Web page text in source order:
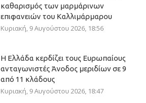
καθαρισμός των μαρμάρινων
επιφανειών του Καλλιμάρμαρου
Κυριακή, 9 Αυγούστου 2026, 18:56
Η Ελλάδα κερδίζει τους Ευρωπαίους
ανταγωνιστές Άνοδος μεριδίων σε 9
από 11 κλάδους
Κυριακή, 9 Αυγούστου 2026, 18:47